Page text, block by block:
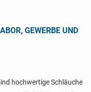
GEWERBE UND
hochwertige Schläuche